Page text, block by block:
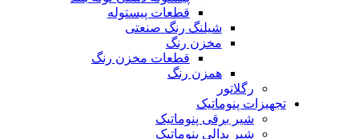
قطعات پیستوله
شیلنگ رنگ صنعتی
مخزن رنگ
قطعات مخزن رنگ
همزن رنگ
رگلاتور
تجهیزات پنوماتیک
شیر برقی پنوماتیک
شیر پدالی پنوماتیک